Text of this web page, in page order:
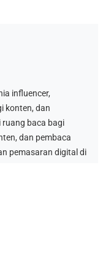
influencer,
konten, dan
ruang baca bagi
dan pembaca
pemasaran digital di